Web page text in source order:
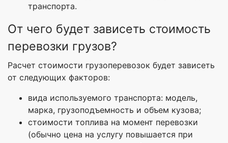
транспорта.
От чего будет зависеть стоимость
перевозки грузов?
Расчет стоимости грузоперевозок будет зависеть
от следующих факторов:
вида используемого транспорта: модель,
марка, грузоподъемность и объем кузова;
стоимости топлива на момент перевозки
(обычно цена на услугу повышается при